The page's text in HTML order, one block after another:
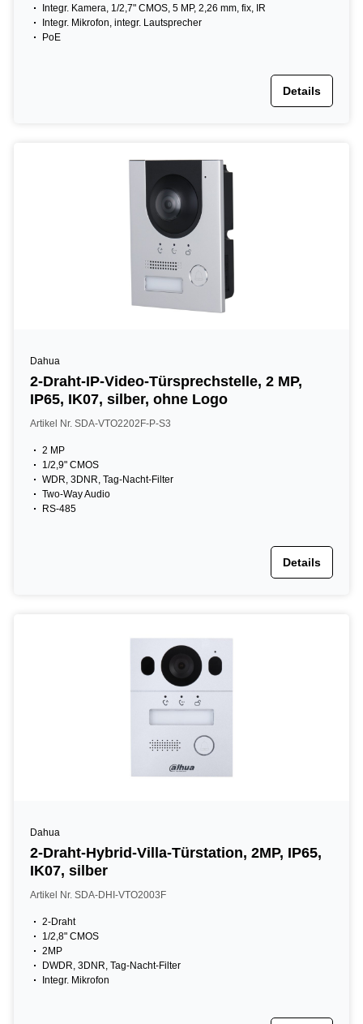
Integr. Kamera, 1/2,7" CMOS, 5 MP, 2,26 mm, fix, IR
Integr. Mikrofon, integr. Lautsprecher
PoE
Details
Dahua
2-Draht-IP-Video-Türsprechstelle, 2 MP,
IP65, IK07, silber, ohne Logo
Artikel Nr. SDA-VTO2202F-P-S3
2 MP
1/2,9" CMOS
WDR, 3DNR, Tag-Nacht-Filter
Two-Way Audio
RS-485
Details
Dahua
2-Draht-Hybrid-Villa-Türstation, 2MP, IP65,
IK07, silber
Artikel Nr. SDA-DHI-VTO2003F
2-Draht
1/2,8" CMOS
2MP
DWDR, 3DNR, Tag-Nacht-Filter
Integr. Mikrofon